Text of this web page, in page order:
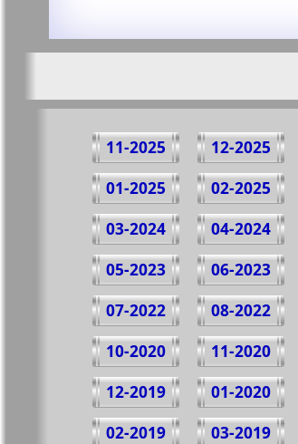
12-2025
11-2025
02-2025
01-2025
04-2024
03-2024
06-2023
05-2023
08-2022
07-2022
11-2020
10-2020
01-2020
12-2019
03-2019
02-2019